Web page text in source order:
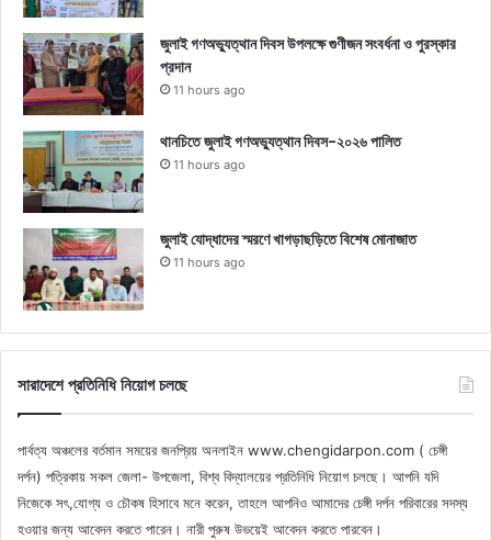
জুলাই গণঅভ্যুত্থান দিবস উপলক্ষে গুণীজন সংবর্ধনা ও পুরস্কার
প্রদান
11 hours ago
থানচিতে জুলাই গণঅভ্যুত্থান দিবস-২০২৬ পালিত
11 hours ago
জুলাই যোদ্ধাদের স্মরণে খাগড়াছড়িতে বিশেষ মোনাজাত
11 hours ago
সারাদেশে প্রতিনিধি নিয়োগ চলছে
পার্বত্য অঞ্চলের বর্তমান সময়ের জনপ্রিয় অনলাইন www.chengidarpon.com ( চেঙ্গী
দর্পন) পত্রিকায় সকল জেলা- উপজেলা, বিশ্ব বিদ্যালয়ের প্রতিনিধি নিয়োগ চলছে। আপনি যদি
নিজেকে সৎ,যোগ্য ও চৌকষ হিসাবে মনে করেন, তাহলে আপনিও আমাদের চেঙ্গী দর্পন পরিবারের সদস্য
হওয়ার জন্য আবেদন করতে পারেন। নারী পুরুষ উভয়েই আবেদন করতে পারবেন।